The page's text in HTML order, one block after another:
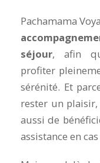
Pachamama
séjour, afin
profiter
sérénité. Et
rester un
aussi de
assistance en